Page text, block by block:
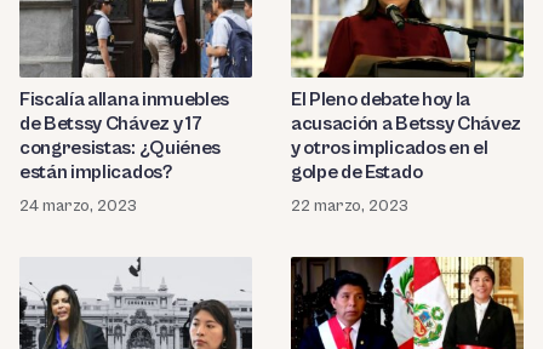
Fiscalía allana inmuebles
de Betssy Chávez y 17
congresistas: ¿Quiénes
están implicados?
24 marzo, 2023
El Pleno debate hoy la
acusación a Betssy Chávez
y otros implicados en el
golpe de Estado
22 marzo, 2023